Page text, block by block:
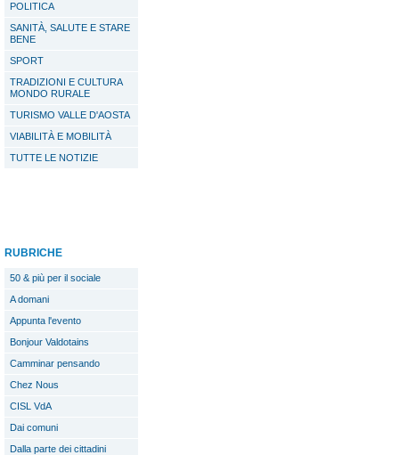
POLITICA
SANITÀ, SALUTE E STARE
BENE
SPORT
TRADIZIONI E CULTURA
MONDO RURALE
TURISMO VALLE D'AOSTA
VIABILITÀ E MOBILITÀ
TUTTE LE NOTIZIE
RUBRICHE
50 & più per il sociale
A domani
Appunta l'evento
Bonjour Valdotains
Camminar pensando
Chez Nous
CISL VdA
Dai comuni
Dalla parte dei cittadini